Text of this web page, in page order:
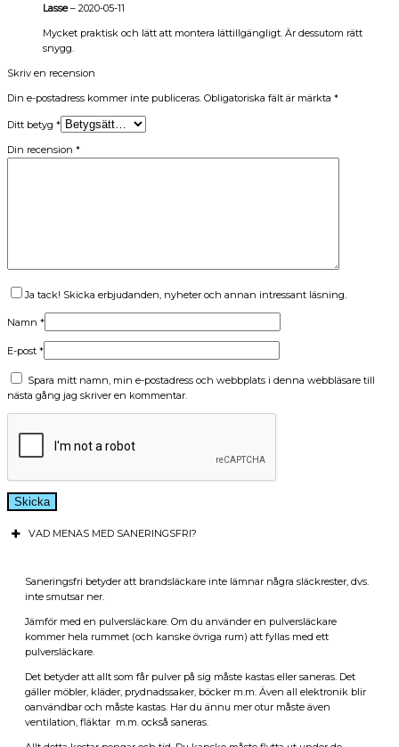
Lasse– 2020-05-11
Mycket praktisk och lätt att montera lättillgängligt. Är dessutom rätt
snygg.
Skriv en recension
Din e-postadress kommer inte publiceras. Obligatoriska fält är märkta *
Ditt betyg *
Din recension *
Ja tack! Skicka erbjudanden, nyheter och annan intressant läsning.
Namn *
E-post *
Spara mitt namn, min e-postadress och webbplats i denna webbläsare till
nästa gång jag skriver en kommentar.
VAD MENAS MED SANERINGSFRI?
Saneringsfri betyder att brandsläckare inte lämnar några släckrester, dvs.
inte smutsar ner.
Jämför med en pulversläckare. Om du använder en pulversläckare
kommer hela rummet (och kanske övriga rum) att fyllas med ett
pulversläckare.
Det betyder att allt som får pulver på sig måste kastas eller saneras. Det
gäller möbler, kläder, prydnadssaker, böcker m.m. Även all elektronik blir
oanvändbar och måste kastas. Har du ännu mer otur måste även
ventilation, fläktar m.m. också saneras.